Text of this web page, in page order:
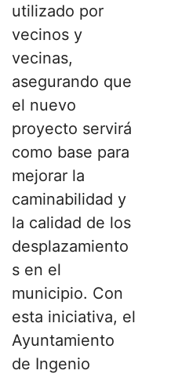
utilizado por
vecinos y
vecinas,
asegurando que
el nuevo
proyecto servirá
como base para
mejorar la
caminabilidad y
la calidad de los
desplazamiento
s en el
municipio. Con
esta iniciativa, el
Ayuntamiento
de Ingenio